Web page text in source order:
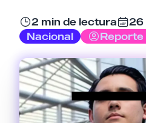
2 min de lectura
26
Nacional
Tu comentario